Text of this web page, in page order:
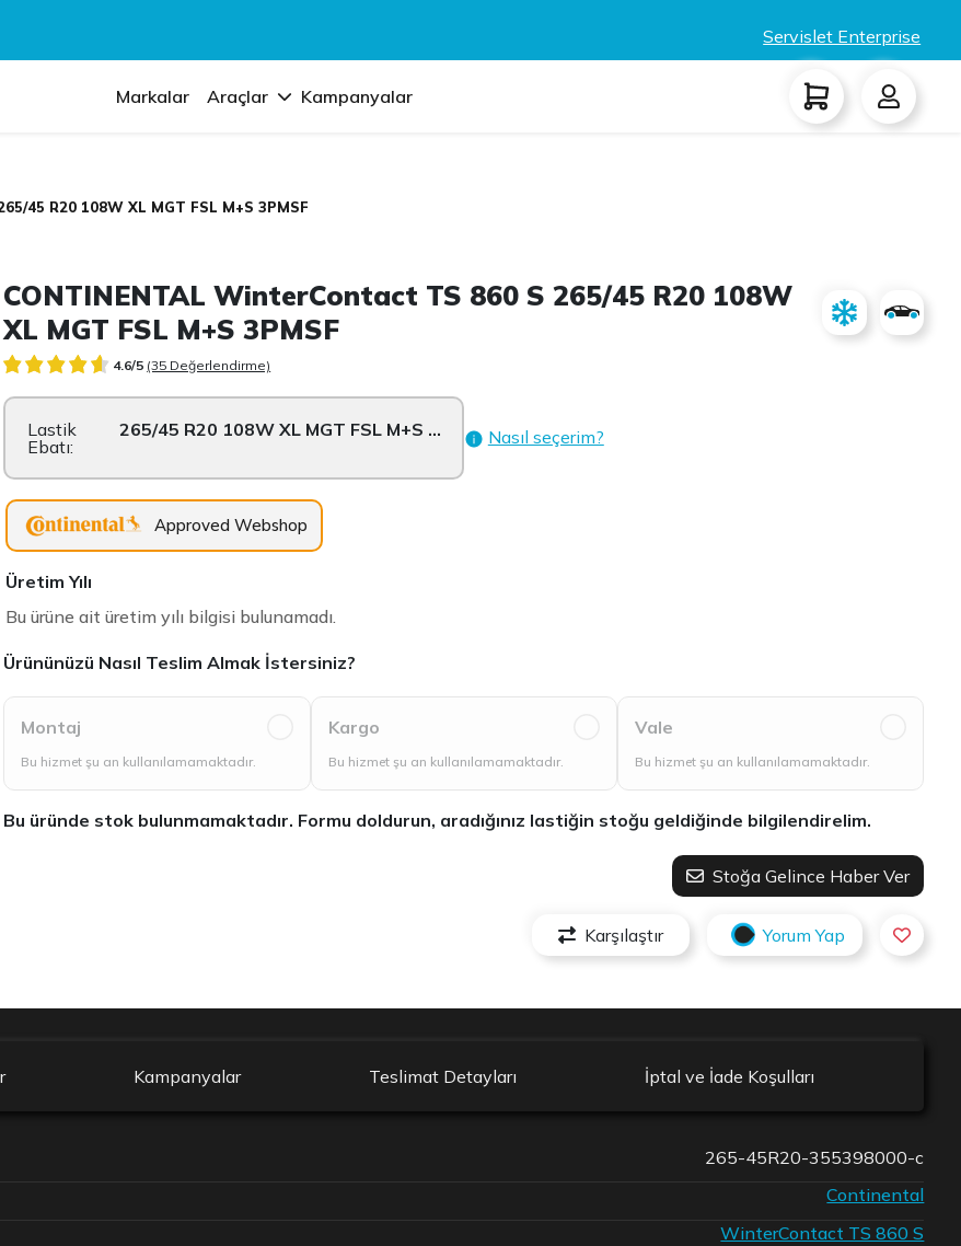
Servislet Enterprise
Markalar Araçlar Kampanyalar
45 R20 108W XL MGT FSL M+S 3PMSF
CONTINENTAL WinterContact TS 860 S 265/45 R20 108W
XL MGT FSL M+S 3PMSF
4.6/5 (35 Değerlendirme)
Lastik
Ebatı:
265/45 R20 108W XL MGT FSL M+S 3PMSF Nasıl seçerim?
Approved Webshop
Üretim Yılı
Bu ürüne ait üretim yılı bilgisi bulunamadı.
Ürününüzü Nasıl Teslim Almak İstersiniz?
Montaj
Bu hizmet şu an kullanılamamaktadır.
Kargo
Bu hizmet şu an kullanılamamaktadır.
Vale
Bu hizmet şu an kullanılamamaktadır.
Bu üründe stok bulunmamaktadır. Formu doldurun, aradığınız lastiğin stoğu geldiğinde bilgilendirelim.
Stoğa Gelince Haber Ver
Karşılaştır Yorum Yap
Kampanyalar Teslimat Detayları İptal ve İade Koşulları
265-45R20-355398000-c
Continental
WinterContact TS 860 S